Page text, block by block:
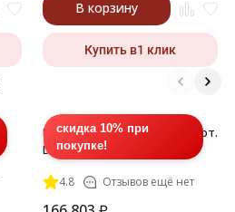
В корзину
Купить в1 клик
скидка 10% при
покупке!
Полимер ДМ (DM) 219, 1 л, арт.
DM-010L-219
4.8 Отзывов ещё нет